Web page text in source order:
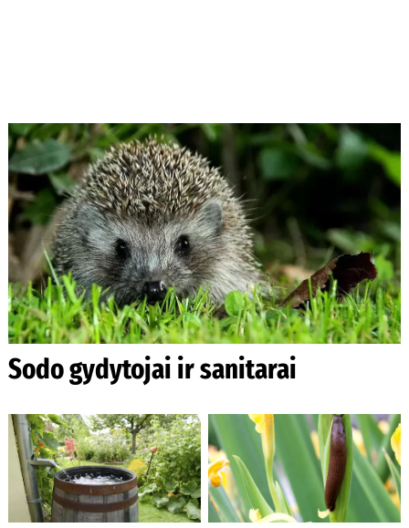
Sodo gydytojai ir sanitarai